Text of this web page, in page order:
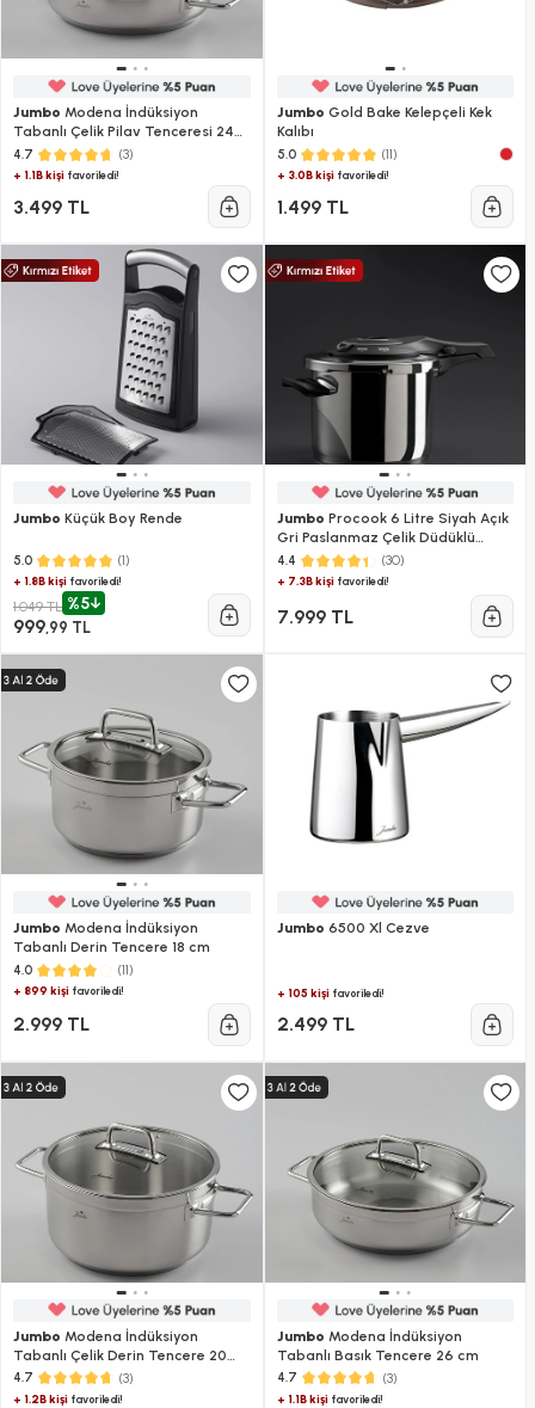
Jumbo Modena İndüksiyon
Tabanlı Çelik Pilav Tenceresi 24
cm
4.7 (3)
+ 1.1B kişi favoriledi!
3.499 TL
Jumbo Gold Bake Kelepçeli Kek
Kalıbı
5.0 (11)
+ 3.0B kişifavoriledi!
1.499 TL
Jumbo Küçük Boy Rende
5.0 (1)
+ 1.8B kişi favoriledi!
1.049 TL %5
999,99 TL
Jumbo Procook 6 Litre Siyah Açık
Gri Paslanmaz Çelik Düdüklü
Tencere
4.4 (30)
+ 7.3B kişifavoriledi!
7.999 TL
Jumbo Modena İndüksiyon
Tabanlı Derin Tencere 18 cm
4.0 (11)
+ 899 kişi favoriledi!
2.999 TL
Jumbo 6500 Xl Cezve
+ 105 kişifavoriledi!
2.499 TL
Jumbo Modena İndüksiyon
Tabanlı Çelik Derin Tencere 20
cm
4.7 (3)
+ 1.2B kişi favoriledi!
Jumbo Modena İndüksiyon
Tabanlı Basık Tencere 26 cm
4.7 (3)
+ 1.1B kişifavoriledi!